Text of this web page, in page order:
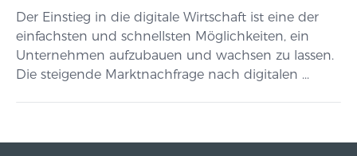
Der Einstieg in die digitale Wirtschaft ist eine der
einfachsten und schnellsten Möglichkeiten, ein
Unternehmen aufzubauen und wachsen zu lassen.
Die steigende Marktnachfrage nach digitalen ...